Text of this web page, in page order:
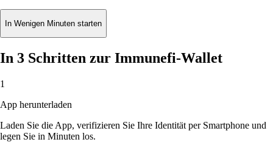
In Wenigen Minuten starten
In 3 Schritten zur Immunefi-Wallet
1
App herunterladen
Laden Sie die App, verifizieren Sie Ihre Identität per Smartphone und
legen Sie in Minuten los.